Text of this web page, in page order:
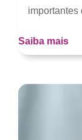
importantes
Saiba mais